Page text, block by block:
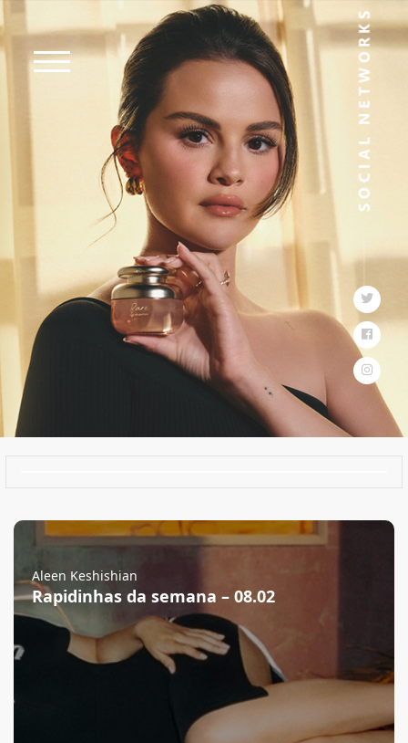
Aleen Keshishian
Rapidinhas da semana – 08.02